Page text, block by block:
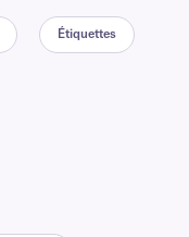
Étiquettes